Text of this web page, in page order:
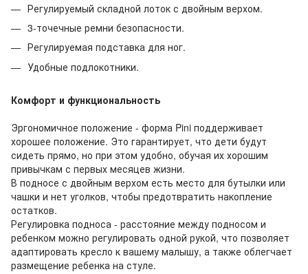
Регулируемый складной лоток с двойным верхом.
3-точечные ремни безопасности.
Регулируемая подставка для ног.
Удобные подлокотники.
Комфорт и функциональность
Эргономичное положение - форма Pini поддерживает
хорошее положение. Это гарантирует, что дети будут
сидеть прямо, но при этом удобно, обучая их хорошим
привычкам с первых месяцев жизни.
В подносе с двойным верхом есть место для бутылки или
чашки и нет уголков, чтобы предотвратить накопление
остатков.
Регулировка подноса - расстояние между подносом и
ребенком можно регулировать одной рукой, что позволяет
адаптировать кресло к вашему малышу, а также облегчает
размещение ребенка на стуле.